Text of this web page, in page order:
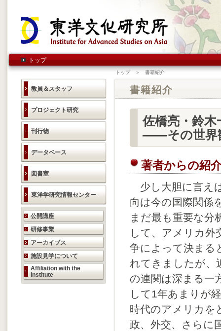
トップ
教員＆スタッフ
プロジェクト研究
刊行物
データベース
図書室
東洋学研究情報センター
研究活動のご案内
公開講座
研修事業
アーカイブス
施設見学について
Affiliation with the
Institute
トップ ＞ 書籍紹介
書籍紹介
佐橋亮・鈴
――その世界
著者からの紹
少し大胆に言え
向は今の国際関係
まだ最も重要な分
して、アメリカ外
争によって決まる
れてきましたが、
の連関は深まる一
して1年あまりが
時代のアメリカを
政、外交、さらに